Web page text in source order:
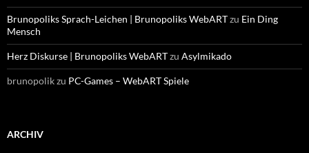
Brunopoliks Sprach-Leichen | Brunopoliks WebARTzu Ein Ding
Mensch
Herz Diskurse | Brunopoliks WebARTzu Asylmikado
brunopolikzu PC-Games – WebART Spiele
ARCHIV